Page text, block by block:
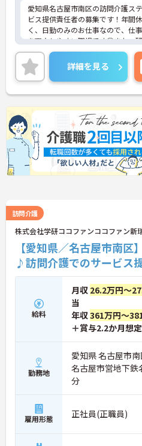
愛知県名古屋市南区の訪問介護ス
ビス提供責任者の募集です！年間
く、日勤のみのお仕事なので、仕
を両立しやすい職場です◎また、
間程度なので、お仕事終わりの予
も嬉しいポイント！交通費支給はも
当をはじめとした各種手当に加え
で待遇面もばっちり！あなたの頑
価される職場です♪ご興味のある
をお伝えしますので、お気軽にご
詳細を見る
訪問介護
株式会社学研ココファンココファン新
【愛知県／名古屋市南
♪訪問介護でのサービス
給料
月収 26.2万円～
当
年収361万円～
＋賞与2.2か月想定
勤務地
愛知県 名古屋市
名古屋市営地下鉄
分
雇用形態 正社員(正職員)